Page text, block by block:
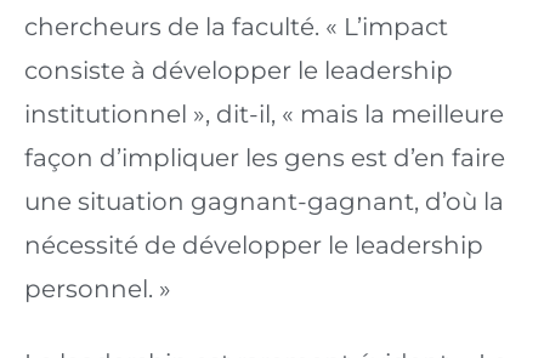
chercheurs de la faculté. « L’impact
consiste à développer le leadership
institutionnel », dit-il, « mais la meilleure
façon d’impliquer les gens est d’en faire
une situation gagnant-gagnant, d’où la
nécessité de développer le leadership
personnel. »